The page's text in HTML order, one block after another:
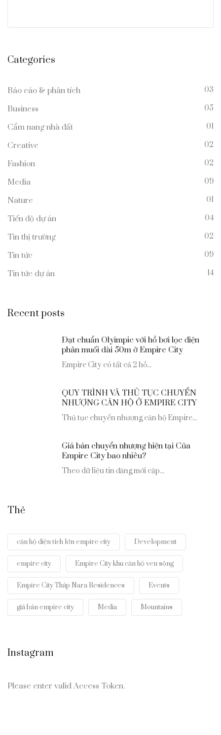
Categories
Báo cáo & phân tích 03
Business 05
Cẩm nang nhà đất 01
Creative 02
Fashion 02
Media 09
Nature 01
Tiến độ dự án 04
Tin thị trường 02
Tin tức 09
Tin tức dự án 14
Recent posts
Đạt chuẩn Olyimpic với hồ bơi lọc điện
phân muối dài 50m ở Empire City
Empire City có tất cả 2 hồ...
QUY TRÌNH VÀ THỦ TỤC CHUYỂN
NHƯỢNG CĂN HỘ Ở EMPIRE CITY
Thủ tục chuyển nhượng căn hộ Empire...
Giá bán chuyển nhượng hiện tại Của
Empire City bao nhiêu?
Theo dữ liệu tin đăng mới cập...
Thẻ
căn hộ diện tích lớn empire city Development
empire city Empire City khu căn hộ ven sông
Empire City Tháp Nara Residences Events
giá bán empire city Media Mountains
Instagram
Please enter valid Access Token.